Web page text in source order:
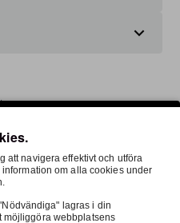
Till Recensioner
att navigera effektivt och utföra
om alla cookies under
lagras i din
möjliggöra webbplatsens